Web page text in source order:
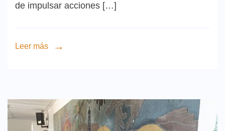
de impulsar acciones […]
Leer más